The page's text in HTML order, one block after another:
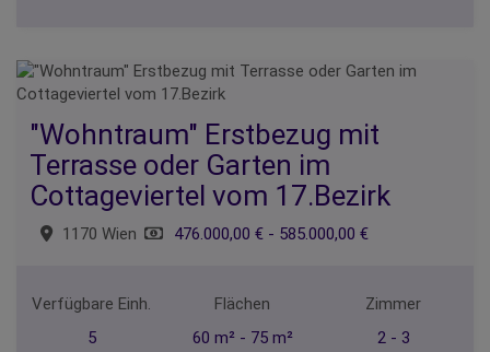
"Wohntraum" Erstbezug mit
Terrasse oder Garten im
Cottageviertel vom 17.Bezirk
1170 Wien 476.000,00 € - 585.000,00 €
Verfügbare Einh.
5
Flächen
60 m² - 75 m²
Zimmer
2 - 3